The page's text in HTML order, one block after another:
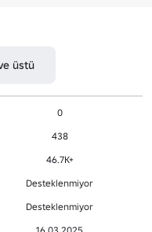
üstü
0
438
46.7K+
Desteklenmiyor
Desteklenmiyor
16.03.2025